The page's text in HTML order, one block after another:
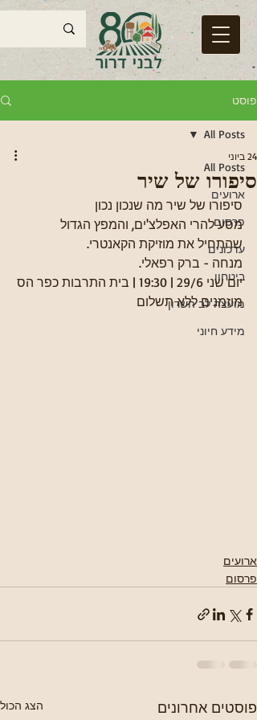
פוסט
All Posts
ארועים
פרסום
עדכונים
ביטחון
מועצה לב השרון
מידע חיוני
All Posts
סיפורו של שיר
24 ביוני
סיפורו של שיר מה שנכון נכון
מסע להרי האפלצ'ים, והמפץ הגדול
שהתחיל את מוזיקת הקאנטרי.
מנחה - ברק רפאלי.
יום שני 29/6 | 19:30 | בית התרבות כפר הס
מוזמנים ללא תשלום
ארועים
פרסום
פוסטים אחרונים הצג הכול